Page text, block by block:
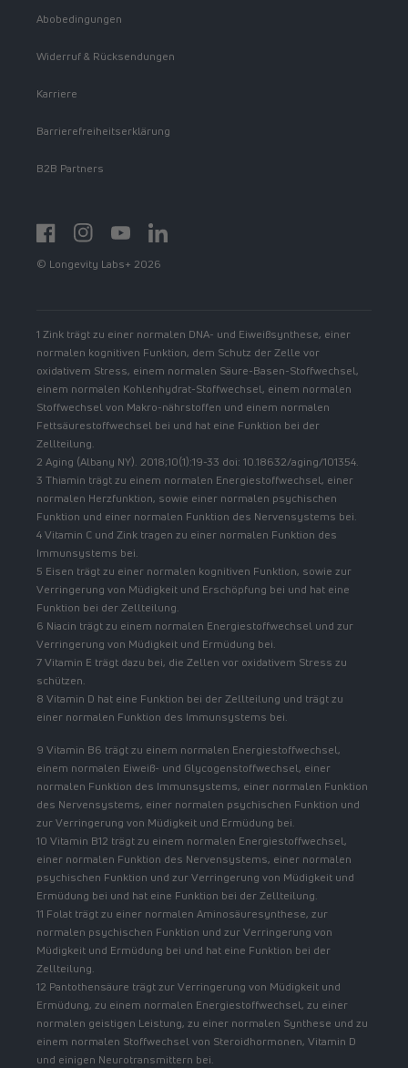
Abobedingungen
Widerruf & Rücksendungen
Karriere
Barrierefreiheitserklärung
B2B Partners
FacebookInstagramYouTubehttps://www.linkedin.com/showcase/
© Longevity Labs+ 2026
1 Zink trägt zu einer normalen DNA- und Eiweißsynthese, einer
normalen kognitiven Funktion, dem Schutz der Zelle vor
oxidativem Stress, einem normalen Säure-Basen-Stoffwechsel,
einem normalen Kohlenhydrat-Stoffwechsel, einem normalen
Stoffwechsel von Makro-nährstoffen und einem normalen
Fettsäurestoffwechsel bei und hat eine Funktion bei der
Zellteilung.
2 Aging (Albany NY). 2018;10(1):19-33 doi: 10.18632/aging/101354.
3 Thiamin trägt zu einem normalen Energiestoffwechsel, einer
normalen Herzfunktion, sowie einer normalen psychischen
Funktion und einer normalen Funktion des Nervensystems bei.
4 Vitamin C und Zink tragen zu einer normalen Funktion des
Immunsystems bei.
5 Eisen trägt zu einer normalen kognitiven Funktion, sowie zur
Verringerung von Müdigkeit und Erschöpfung bei und hat eine
Funktion bei der Zellteilung.
6 Niacin trägt zu einem normalen Energiestoffwechsel und zur
Verringerung von Müdigkeit und Ermüdung bei.
7 Vitamin E trägt dazu bei, die Zellen vor oxidativem Stress zu
schützen.
8 Vitamin D hat eine Funktion bei der Zellteilung und trägt zu
einer normalen Funktion des Immunsystems bei.
9 Vitamin B6 trägt zu einem normalen Energiestoffwechsel,
einem normalen Eiweiß- und Glycogenstoffwechsel, einer
normalen Funktion des Immunsystems, einer normalen Funktion
des Nervensystems, einer normalen psychischen Funktion und
zur Verringerung von Müdigkeit und Ermüdung bei.
10 Vitamin B12 trägt zu einem normalen Energiestoffwechsel,
einer normalen Funktion des Nervensystems, einer normalen
psychischen Funktion und zur Verringerung von Müdigkeit und
Ermüdung bei und hat eine Funktion bei der Zellteilung.
11 Folat trägt zu einer normalen Aminosäuresynthese, zur
normalen psychischen Funktion und zur Verringerung von
Müdigkeit und Ermüdung bei und hat eine Funktion bei der
Zellteilung.
12 Pantothensäure trägt zur Verringerung von Müdigkeit und
Ermüdung, zu einem normalen Energiestoffwechsel, zu einer
normalen geistigen Leistung, zu einer normalen Synthese und zu
einem normalen Stoffwechsel von Steroidhormonen, Vitamin D
und einigen Neurotransmittern bei.